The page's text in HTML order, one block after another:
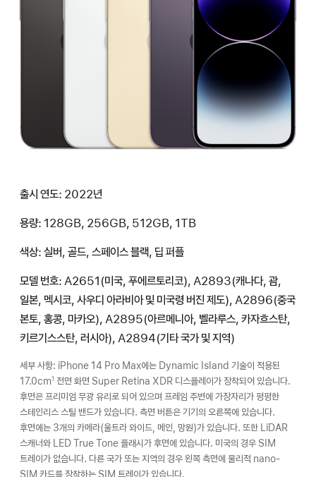
출시 연도: 2022년
용량: 128GB, 256GB, 512GB, 1TB
색상: 실버, 골드, 스페이스 블랙, 딥 퍼플
모델 번호: A2651(미국, 푸에르토리코), A2893(캐나다, 괌,
일본, 멕시코, 사우디 아라비아 및 미국령 버진 제도), A2896(중국
본토, 홍콩, 마카오), A2895(아르메니아, 벨라루스, 카자흐스탄,
키르기스스탄, 러시아), A2894(기타 국가 및 지역)
세부 사항: iPhone 14 Pro Max에는 Dynamic Island 기술이 적용된
17.0cm1 전면 화면 Super Retina XDR 디스플레이가 장착되어 있습니다.
후면은 프리미엄 무광 유리로 되어 있으며 프레임 주변에 가장자리가 평평한
스테인리스 스틸 밴드가 있습니다. 측면 버튼은 기기의 오른쪽에 있습니다.
후면에는 3개의 카메라(울트라 와이드, 메인, 망원)가 있습니다. 또한 LiDAR
스캐너와 LED True Tone 플래시가 후면에 있습니다. 미국의 경우 SIM
트레이가 없습니다. 다른 국가 또는 지역의 경우 왼쪽 측면에 물리적 nano-
SIM 카드를 장착하는 SIM 트레이가 있습니다.